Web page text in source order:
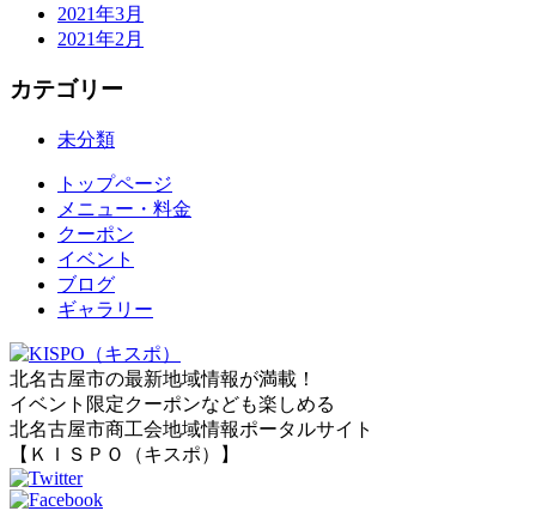
2021年3月
2021年2月
カテゴリー
未分類
トップページ
メニュー・料金
クーポン
イベント
ブログ
ギャラリー
北名古屋市の最新地域情報が満載！
イベント限定クーポンなども楽しめる
北名古屋市商工会地域情報ポータルサイト
【ＫＩＳＰＯ（キスポ）】